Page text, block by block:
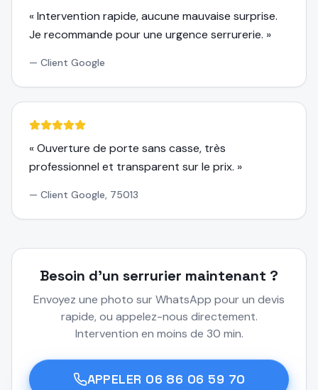
«Intervention rapide, aucune mauvaise surprise.
Je recommande pour une urgence serrurerie. »
— Client Google
«Ouverture de porte sans casse, très
professionnel et transparent sur le prix. »
— Client Google, 75013
Besoin d'un serrurier maintenant ?
Envoyez une photo sur WhatsApp pour un devis
rapide, ou appelez-nous directement.
Intervention en moins de 30 min.
APPELER 06 86 06 59 70